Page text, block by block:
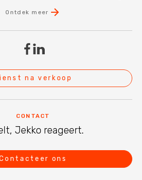
Ontdek meer
na verkoop
CONTACT
Jekko reageert.
ons